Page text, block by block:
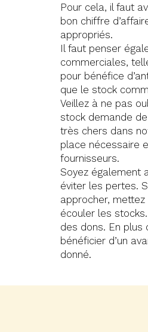
Pour cela, il faut
bon chiffre
appropriés.
Il faut penser
commerciales,
pour bénéfice
que le stock
Veillez à ne pas
stock demande
très chers dans
place nécessaire
fournisseurs.
Soyez également
éviter les pertes.
approcher,
écouler les
des dons. En plus
bénéficier d’un
donné.